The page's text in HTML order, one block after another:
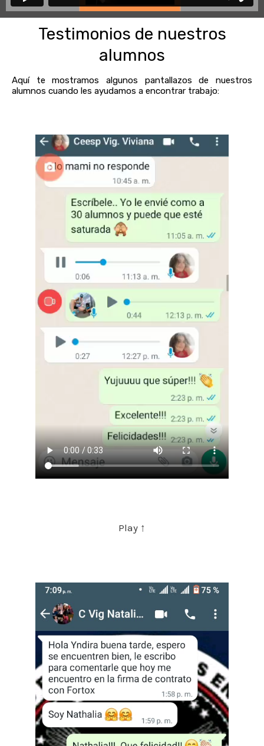
Testimonios de nuestros
alumnos
Aquí te mostramos algunos pantallazos de nuestros
alumnos cuando les ayudamos a encontrar trabajo:
Play ↑